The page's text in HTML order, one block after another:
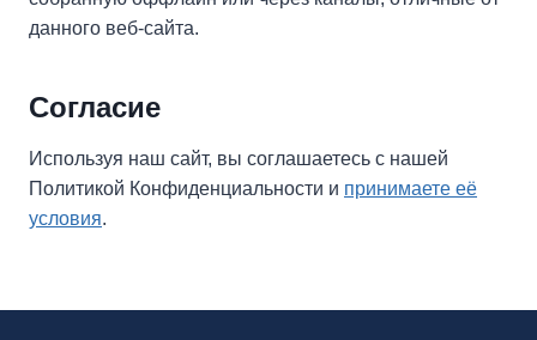
данного веб-сайта.
Согласие
Используя наш сайт, вы соглашаетесь с нашей
Политикой Конфиденциальности и принимаете её
условия.